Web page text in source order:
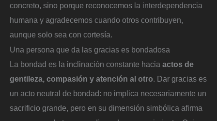
concreto, sino porque reconocemos la interdependencia
humana y agradecemos cuando otros contribuyen,
aunque solo sea con cortesía.
Una persona que da las gracias es bondadosa
La bondad es la inclinación constante hacia actos de
gentileza, compasión y atención al otro. Dar gracias es
un acto neutral de bondad: no implica necesariamente un
sacrificio grande, pero en su dimensión simbólica afirma